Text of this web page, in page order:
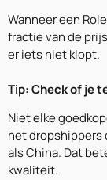
Wanneer een
fractie van de
er iets niet klopt.
Tip: Check of je
Niet elke
het dropshippers
als China. Dat
kwaliteit.